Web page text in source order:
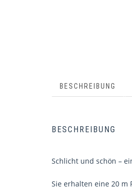
BESCHREIBUNG
BESCHREIBUNG
Schlicht und schön –
Sie erhalten eine 20 m